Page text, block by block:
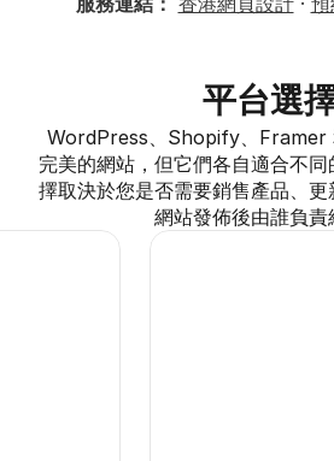
平台選
WordPress、Shopify、Framer
完美的網站，但它們各自適合不
擇取決於您是否需要銷售產品、更
網站發佈後由誰負責